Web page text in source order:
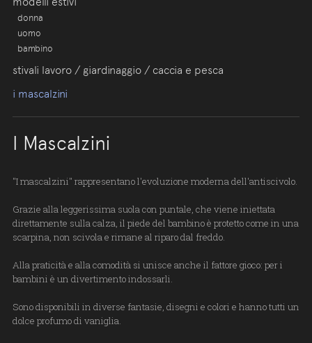
donna
uomo
bambino
stivali lavoro / giardinaggio / caccia e pesca
i mascalzini
I Mascalzini
"I mascalzini" rappresentano l'evoluzione moderna dell'antiscivolo.
Grazie alla leggerissima suola con puntale, che viene iniettata
direttamente sulla calza, il piede del bambino è protetto come in una
scarpina, non scivola e rimane al riparo dal freddo.
Alla praticità e alla comodità si unisce anche il fattore gioco: per i
bambini è un divertimento indossarli.
Sono disponibili in diverse fantasie, disegni e colori e hanno tutti un
dolce profumo di vaniglia.